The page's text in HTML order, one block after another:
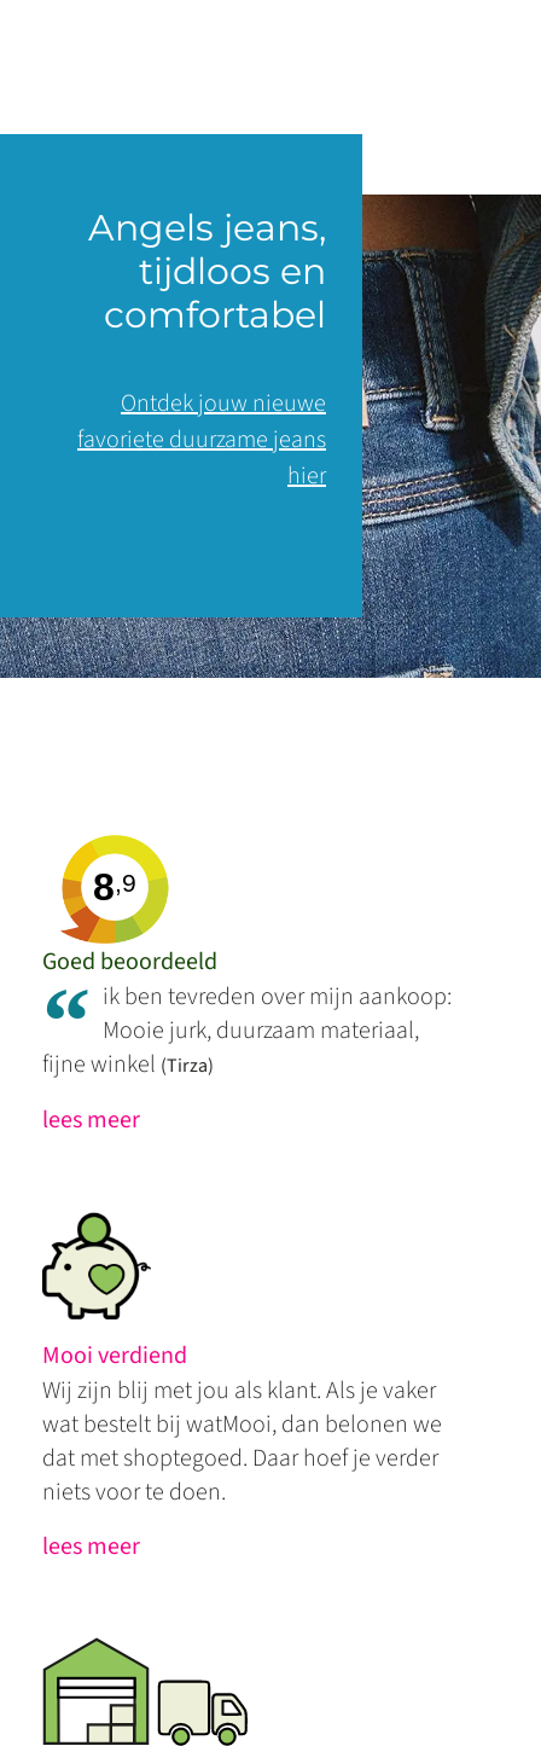
Angels jeans,
tijdloos en
comfortabel
Ontdek jouw nieuwe
favoriete duurzame jeans
hier
8,9
Goed beoordeeld
“ ik ben tevreden over mijn aankoop:
Mooie jurk, duurzaam materiaal,
fijne winkel (Tirza)
lees meer
Mooi verdiend
Wij zijn blij met jou als klant. Als je vaker
wat bestelt bij watMooi, dan belonen we
dat met shoptegoed. Daar hoef je verder
niets voor te doen.
lees meer